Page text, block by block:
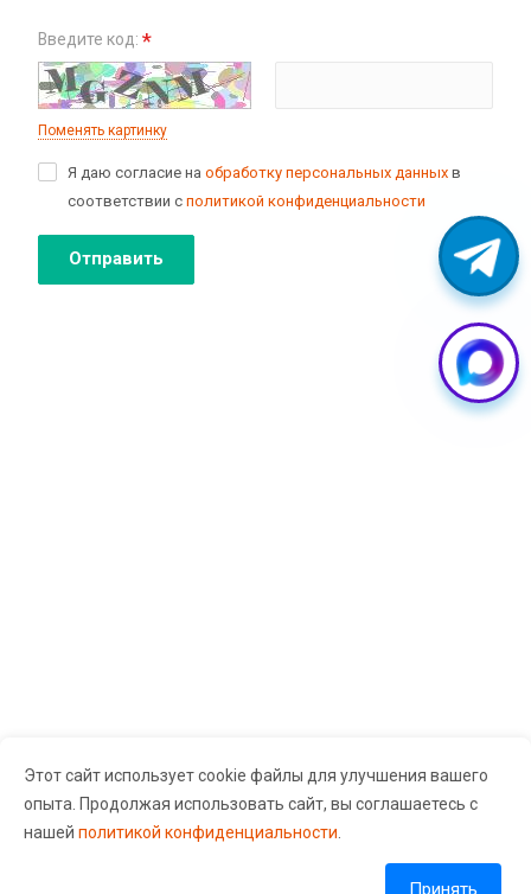
Введите код: *
Поменять картинку
Я даю согласие на обработку персональных данных в
соответствии с политикой конфиденциальности
Отправить
Сервисный центр «Guru Gsm» © 2026 Все права защищены.
Этот сайт использует cookie файлы для улучшения вашего
опыта. Продолжая использовать сайт, вы соглашаетесь с
нашей политикой конфиденциальности
Принять